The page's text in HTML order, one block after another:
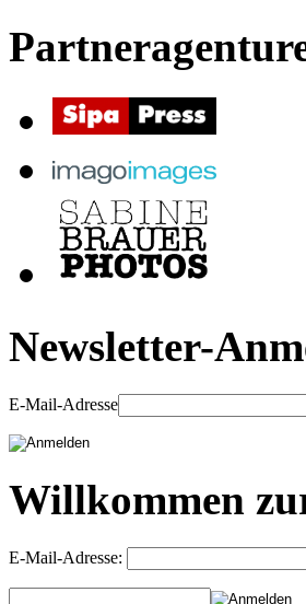
Newsletter-
E-Mail-Adresse
Willkommen
E-Mail-Adresse: